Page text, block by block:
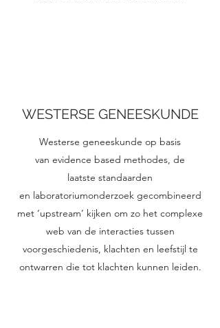
WESTERSE GENEESKUNDE
Westerse geneeskunde op basis
van evidence based methodes, de
laatste standaarden
en laboratoriumonderzoek gecombineerd
met ‘upstream’ kijken om zo het complexe
web van de interacties tussen
voorgeschiedenis, klachten en leefstijl te
ontwarren die tot klachten kunnen leiden.